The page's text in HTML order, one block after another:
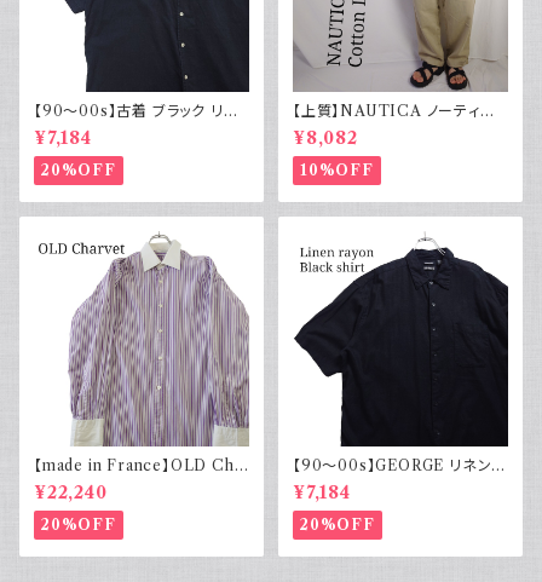
【90～00s】古着 ブラック リネ
ンコットンシャツ 黒 ボックスシ
ルエット
¥7,184
20%OFF
【上質】NAUTICA ノーティカ
コットンリネンパンツ ツータック
¥8,082
10%OFF
【made in France】OLD Cha
rvet ストライプ 切り替え 紫
¥22,240
20%OFF
【90～00s】GEORGE リネンレ
ーヨンシャツ 黒 ボックスシルエ
ット XL
¥7,184
20%OFF